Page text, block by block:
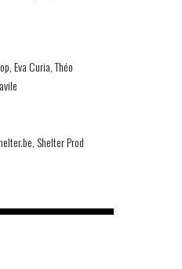
Eva Curia, Théo
Shelter Prod